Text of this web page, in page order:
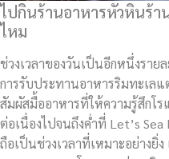
ไปกินร้านอาหารหัวหินร้า
ไหม
ช่วงเวลาของวันเป็นอีกหนึ่งราย
การรับประทานอาหารริมทะเลแ
สัมผัสมื้ออาหารที่ให้ความรู้สึกโ
ต่อเนื่องไปจนถึงค่ำที่ Let’s Sea
ถือเป็นช่วงเวลาที่เหมาะอย่างยิ่